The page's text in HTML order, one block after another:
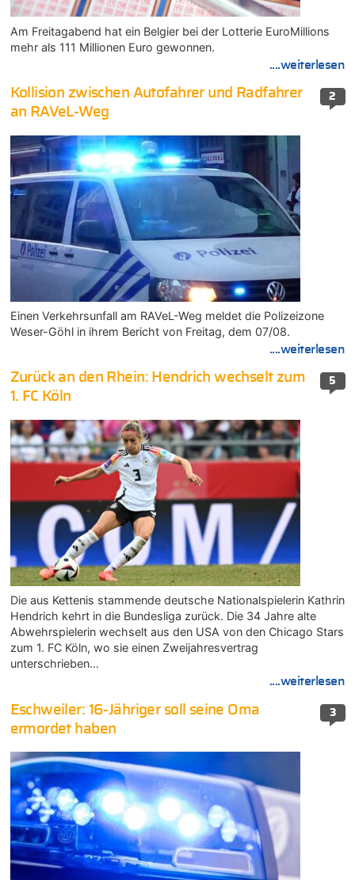
Am Freitagabend hat ein Belgier bei der Lotterie EuroMillions
mehr als 111 Millionen Euro gewonnen.
....weiterlesen
2
Kollision zwischen Autofahrer und Radfahrer
an RAVeL-Weg
Einen Verkehrsunfall am RAVeL-Weg meldet die Polizeizone
Weser-Göhl in ihrem Bericht von Freitag, dem 07/08.
....weiterlesen
5
Zurück an den Rhein: Hendrich wechselt zum
1. FC Köln
Die aus Kettenis stammende deutsche Nationalspielerin Kathrin
Hendrich kehrt in die Bundesliga zurück. Die 34 Jahre alte
Abwehrspielerin wechselt aus den USA von den Chicago Stars
zum 1. FC Köln, wo sie einen Zweijahresvertrag
unterschrieben…
....weiterlesen
3
Eschweiler: 16-Jähriger soll seine Oma
ermordet haben